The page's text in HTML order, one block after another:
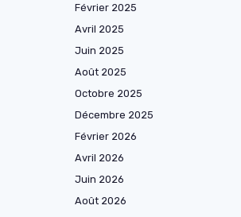
Février 2025
Avril 2025
Juin 2025
Août 2025
Octobre 2025
Décembre 2025
Février 2026
Avril 2026
Juin 2026
Août 2026